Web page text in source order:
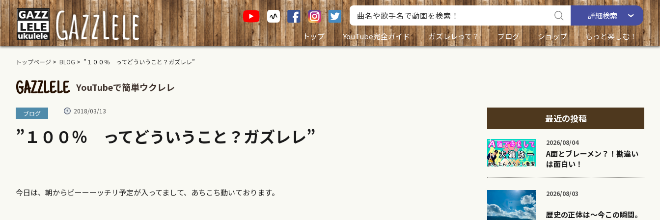
詳細検索
トップ
YouTube完全ガイド ガズレレって？ ブログ ショップ もっと楽しむ！
トップページ > BLOG > ”１００％ ってどういうこと？ガズレレ”
GAZZLELE YouTubeで簡単ウクレレ
ブログ 2018/03/13
”１００％ ってどういうこと？ガズレレ”
今日は、朝からビーーーッチリ予定が入ってまして、あちこち動いております。
最近の投稿
2026/08/04
A面とブレーメン？！勘違い
は面白い！
2026/08/03
歴史の正体は〜今この瞬間。